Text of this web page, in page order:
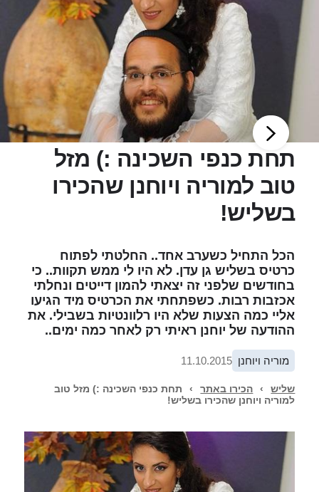
תחת כנפי השכינה :) מזל
טוב למוריה ויוחנן שהכירו
בשליש!
הכל התחיל כשערב אחד.. החלטתי לפתוח
כרטיס בשליש גן עדן. לא היו לי ממש תקוות.. כי
בחודשים שלפני זה יצאתי להמון דייטים ונחלתי
אכזבות רבות. כשפתחתי את הכרטיס מיד הגיעו
אליי כמה הצעות שלא היו רלוונטיות בשבילי. את
ההודעה של יוחנן ראיתי רק לאחר כמה ימים..
מוריה ויוחנן 11.10.2015
שליש › הכירו באתר ›
תחת כנפי השכינה :) מזל טוב
למוריה ויוחנן שהכירו בשליש!